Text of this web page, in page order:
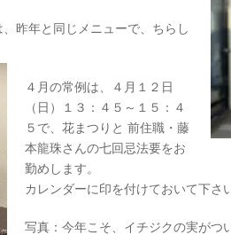
昨年と同じメニューで、ちらし
４月の常例は、４月１２日
（日）１３：４５～１５：４
５で、花まつりと 前住職・藤
本龍珠さんの七回忌法要をお
勤めします。
カレンダーに印を付けておいて下さ
写真：今年こそ、イチジクの実がつ